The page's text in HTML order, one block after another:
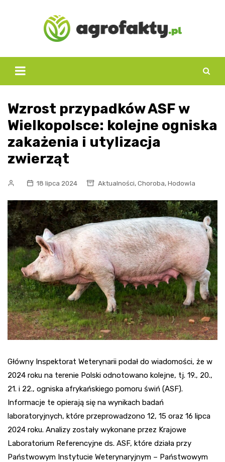
Wzrost przypadków ASF w
Wielkopolsce: kolejne ogniska
zakażenia i utylizacja
zwierząt
18 lipca 2024 Aktualności, Choroba, Hodowla
Główny Inspektorat Weterynarii podał do wiadomości, że w
2024 roku na terenie Polski odnotowano kolejne, tj. 19., 20.,
21. i 22., ogniska afrykańskiego pomoru świń (ASF).
Informacje te opierają się na wynikach badań
laboratoryjnych, które przeprowadzono 12, 15 oraz 16 lipca
2024 roku. Analizy zostały wykonane przez Krajowe
Laboratorium Referencyjne ds. ASF, które działa przy
Państwowym Instytucie Weterynaryjnym – Państwowym